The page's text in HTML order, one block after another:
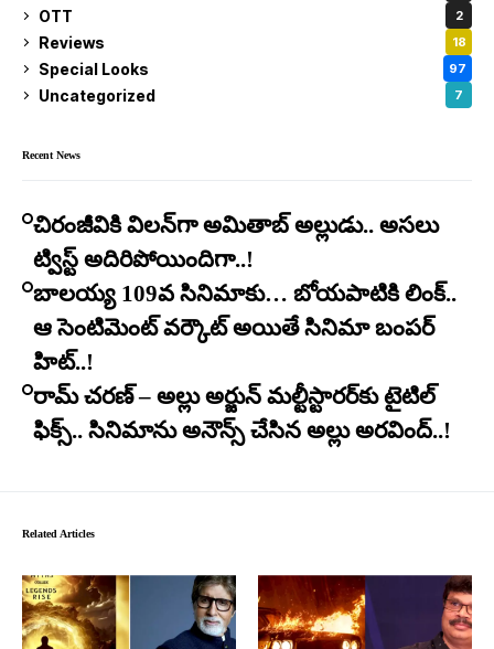
OTT 2
Reviews 18
Special Looks 97
Uncategorized 7
Recent News
చిరంజీవికి విలన్‌గా అమితాబ్ అల్లుడు.. అసలు
ట్విస్ట్ అదిరిపోయిందిగా..!
బాలయ్య 109వ సినిమాకు… బోయపాటికి లింక్..
ఆ సెంటిమెంట్ వర్కౌట్ అయితే సినిమా బంపర్
హిట్..!
రామ్ చరణ్ – అల్లు అర్జున్ మల్టీస్టారర్​కు టైటిల్
ఫిక్స్.. సినిమాను అనౌన్స్ చేసిన అల్లు అరవింద్..!
Related Articles